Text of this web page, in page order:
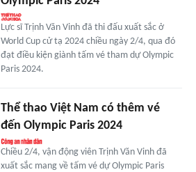
Lực sĩ Trịnh Văn Vinh đã thi đấu xuất sắc ở
World Cup cử tạ 2024 chiều ngày 2/4, qua đó
đạt điều kiện giành tấm vé tham dự Olympic
Paris 2024.
Thể thao Việt Nam có thêm vé
đến Olympic Paris 2024
Chiều 2/4, vận động viên Trịnh Văn Vinh đã
xuất sắc mang về tấm vé dự Olympic Paris